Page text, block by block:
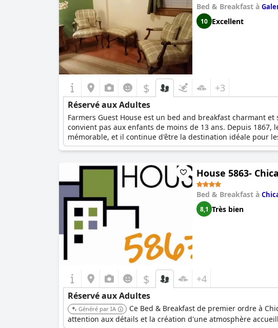
Bed & Breakfast à
10 Excellent
$ +3
Réservé aux Adultes
Farmers Guest House est un bed and breakfast charmant
convient pas aux enfants de moins de 13 ans. Depuis
mémorable, et il continue d'être la destination idéale pour
premier ordre, qui offre un confort inégalé et un service
pour un séjour inoubliable réservé aux adultes dans la
House 5863-
Bed & Breakfast à
8,1 Très bien
$ +4
Réservé aux Adultes
Généré par IA
Ce Bed & Breakfast de premier ordre à
attention aux détails et la création d'une atmosphère